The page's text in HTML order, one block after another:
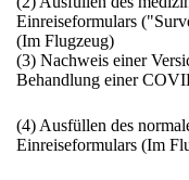
Einreiseformulars
(Im Flugzeug)
(3) Nachweis einer
Behandlung einer
(4) Ausfüllen des
Einreiseformulars (Im